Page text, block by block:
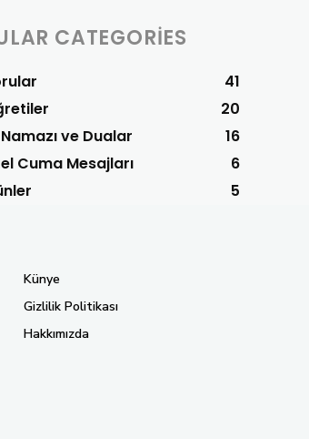
CATEGORIES
41
20
ve Dualar
16
Cuma Mesajları
6
5
Künye
Gizlilik Politikası
Hakkımızda